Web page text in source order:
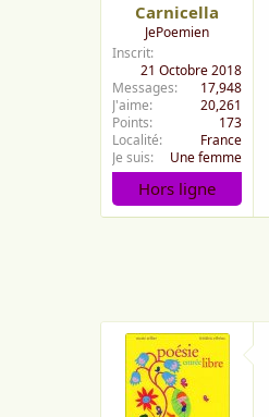
Carnicella
JePoemien
Inscrit
21 Octobre 2018
Messages
17,948
J'aime
20,261
Points
173
Localité
France
Je suis
Une femme
Hors ligne